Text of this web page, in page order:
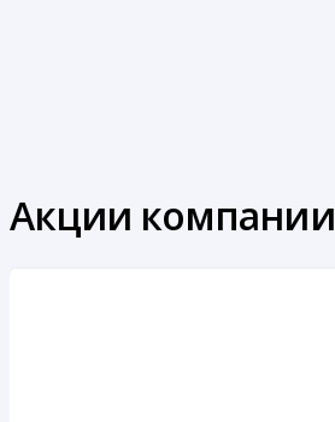
Акции компании